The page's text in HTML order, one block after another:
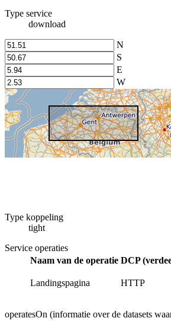
Type service
download
N
S
E
W
Type koppeling
tight
Service operaties
Naam van de operatie DCP
Landingspagina HTTP
operatesOn (informatie over de datasets